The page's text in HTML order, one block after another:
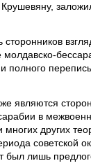
сторонников
являются
в
многих других
советской
был лишь